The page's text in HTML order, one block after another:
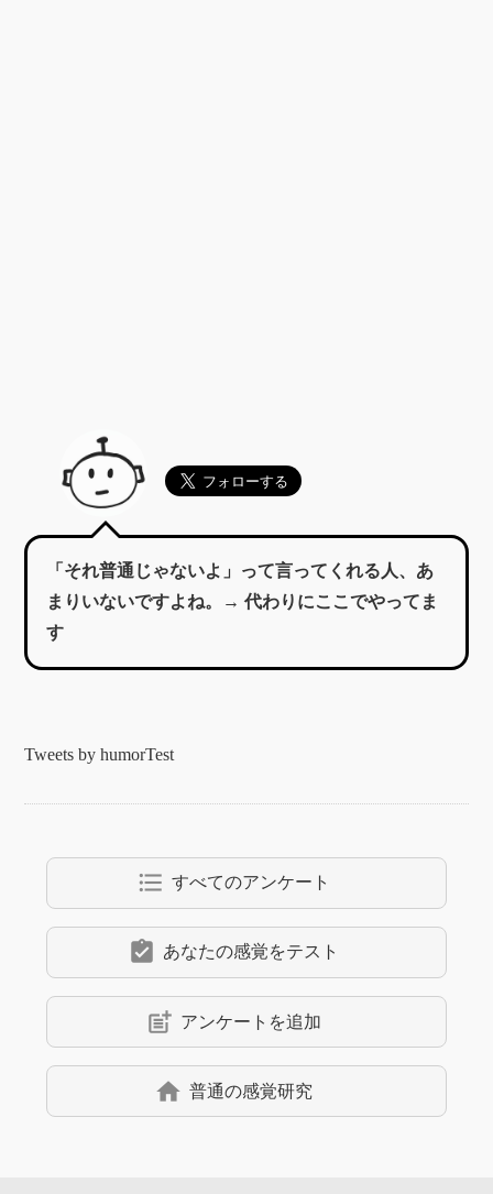
「それ普通じゃないよ」って言ってくれる人、あ
まりいないですよね。→ 代わりにここでやってま
す
Tweets by humorTest
format_list_bulleted すべてのアンケート
assignment_turned_in あなたの感覚をテスト
post_add アンケートを追加
home 普通の感覚研究